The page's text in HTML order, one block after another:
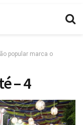
popular marca o
– 4